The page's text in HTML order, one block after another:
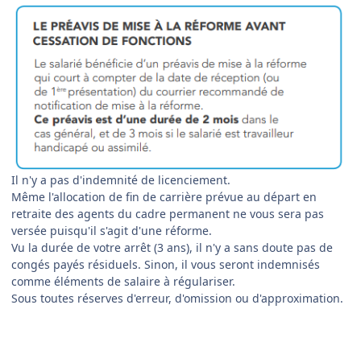
Il n'y a pas d'indemnité de licenciement.
Même l'allocation de fin de carrière prévue au départ en
retraite des agents du cadre permanent ne vous sera pas
versée puisqu'il s'agit d'une réforme.
Vu la durée de votre arrêt (3 ans), il n'y a sans doute pas de
congés payés résiduels. Sinon, il vous seront indemnisés
comme éléments de salaire à régulariser.
Sous toutes réserves d'erreur, d'omission ou d'approximation.